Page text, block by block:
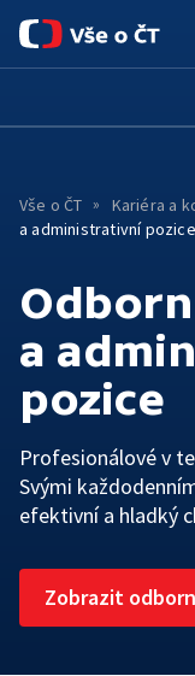
Kontakty
O ČT
Základní informace
Historie
Lidé
TS Ostrava
Etický panel
ČT ONLINE
Mobilní aplikace
Červené tlačítko
Podcasty
PRO DIVÁKY
Jak sledovat
Galerie a prodejna
Přístupnost
SPOLUPRÁCE A
Konkurzy
Hudební banky
Hospodaření a
Interaktivní rozpočet
Sledovanost a data
Vše o ČT Kariéra a
a administrativní pozice
a
pozice
Profesionálové v
Svými
efektivní a hladký
Zobrazit